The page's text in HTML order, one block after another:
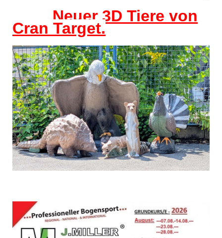
Neuer 3D Tiere von
Cran Target.